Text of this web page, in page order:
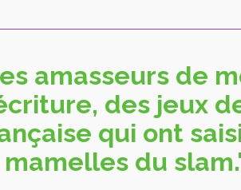
amasseurs de
des jeux
qui ont
du